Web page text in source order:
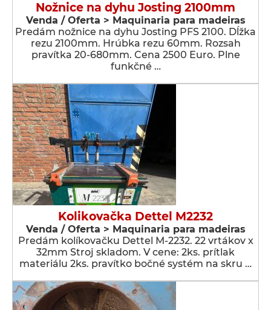
Nožnice na dyhu Josting 2100mm
Venda / Oferta > Maquinaria para madeiras
Predám nožnice na dyhu Josting PFS 2100. Dĺžka
rezu 2100mm. Hrúbka rezu 60mm. Rozsah
pravítka 20-680mm. Cena 2500 Euro. Plne
funkčné …
Kolikovačka Dettel M2232
Venda / Oferta > Maquinaria para madeiras
Predám kolíkovačku Dettel M-2232. 22 vrtákov x
32mm Stroj skladom. V cene: 2ks. prítlak
materiálu 2ks. pravítko bočné systém na skru …